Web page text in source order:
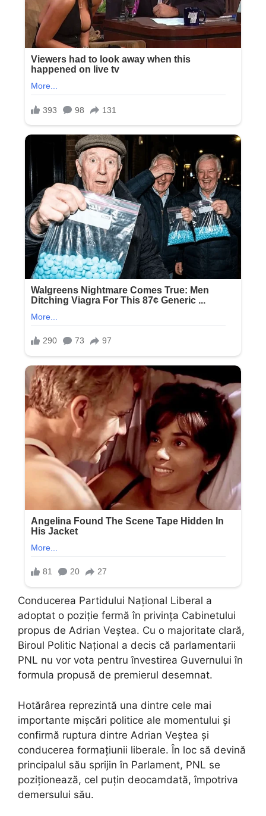
Conducerea Partidului Național Liberal a
adoptat o poziție fermă în privința Cabinetului
propus de Adrian Veștea. Cu o majoritate clară,
Biroul Politic Național a decis că parlamentarii
PNL nu vor vota pentru învestirea Guvernului în
formula propusă de premierul desemnat.
Hotărârea reprezintă una dintre cele mai
importante mișcări politice ale momentului și
confirmă ruptura dintre Adrian Veștea și
conducerea formațiunii liberale. În loc să devină
principalul său sprijin în Parlament, PNL se
poziționează, cel puțin deocamdată, împotriva
demersului său.